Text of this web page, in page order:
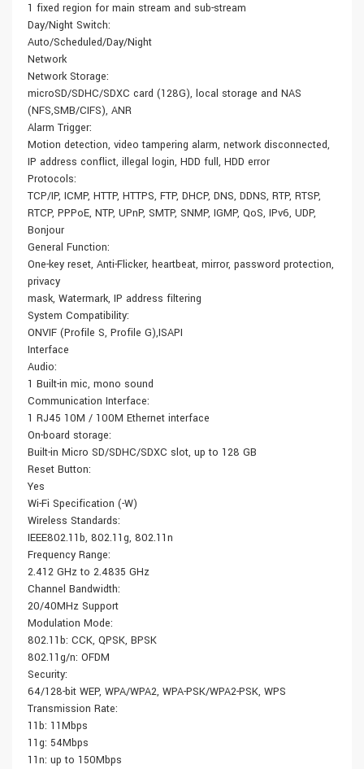
1 fixed region for main stream and sub-stream
Day/Night Switch:
Auto/Scheduled/Day/Night
Network
Network Storage:
microSD/SDHC/SDXC card (128G), local storage and NAS
(NFS,SMB/CIFS), ANR
Alarm Trigger:
Motion detection, video tampering alarm, network disconnected,
IP address conflict, illegal login, HDD full, HDD error
Protocols:
TCP/IP, ICMP, HTTP, HTTPS, FTP, DHCP, DNS, DDNS, RTP, RTSP,
RTCP, PPPoE, NTP, UPnP, SMTP, SNMP, IGMP, QoS, IPv6, UDP,
Bonjour
General Function:
One-key reset, Anti-Flicker, heartbeat, mirror, password protection,
privacy
mask, Watermark, IP address filtering
System Compatibility:
ONVIF (Profile S, Profile G),ISAPI
Interface
Audio:
1 Built-in mic, mono sound
Communication Interface:
1 RJ45 10M / 100M Ethernet interface
On-board storage:
Built-in Micro SD/SDHC/SDXC slot, up to 128 GB
Reset Button:
Yes
Wi-Fi Specification (-W)
Wireless Standards:
IEEE802.11b, 802.11g, 802.11n
Frequency Range:
2.412 GHz to 2.4835 GHz
Channel Bandwidth:
20/40MHz Support
Modulation Mode:
802.11b: CCK, QPSK, BPSK
802.11g/n: OFDM
Security:
64/128-bit WEP, WPA/WPA2, WPA-PSK/WPA2-PSK, WPS
Transmission Rate:
11b: 11Mbps
11g: 54Mbps
11n: up to 150Mbps